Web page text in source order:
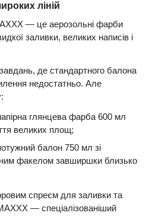
ліній
— це аерозольні фарби
заливки, великих написів і
де стандартного балона
недостатньо. Але
глянцева фарба 600 мл
великих площ;
балон 750 мл зі
факелом завширшки близько
спреєм для заливки та
— спеціалізованіший